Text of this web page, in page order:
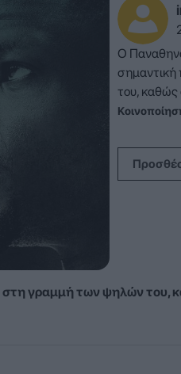
Ο
του, καθώς
γραμμή των ψηλών του,